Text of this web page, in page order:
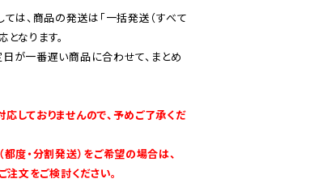
は、商品の発送は「一括発送（すべて
なります。
が一番遅い商品に合わせて、まとめ
しておりませんので、予めご了承くだ
度・分割発送）をご希望の場合は、
注文をご検討ください。